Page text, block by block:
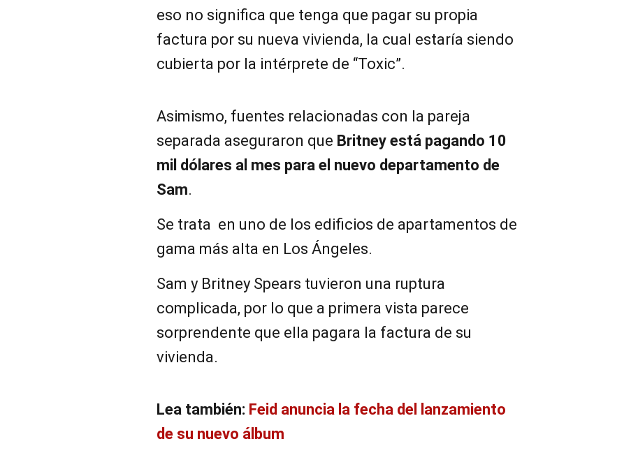
eso no significa que tenga que pagar su propia
factura por su nueva vivienda, la cual estaría siendo
cubierta por la intérprete de “Toxic”.
Asimismo, fuentes relacionadas con la pareja
separada aseguraron que Britney está pagando 10
mil dólares al mes para el nuevo departamento de
Sam.
Se trata en uno de los edificios de apartamentos de
gama más alta en Los Ángeles.
Sam y Britney Spears tuvieron una ruptura
complicada, por lo que a primera vista parece
sorprendente que ella pagara la factura de su
vivienda.
Lea también: Feid anuncia la fecha del lanzamiento
de su nuevo álbum